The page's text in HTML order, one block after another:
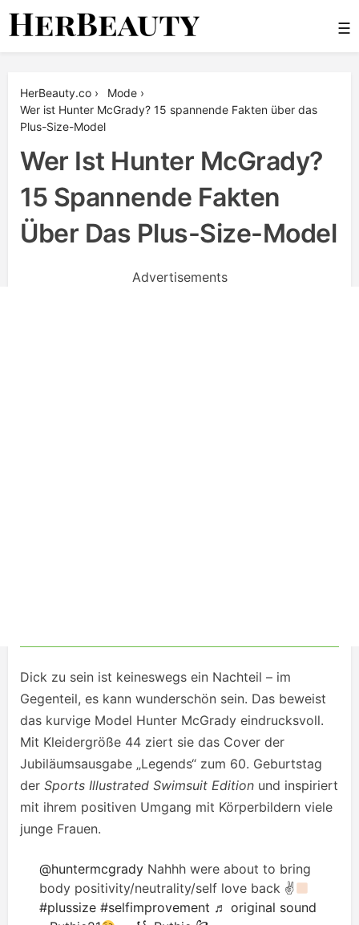
Skip
☰
HerBeauty.co › Mode ›
Wer ist Hunter McGrady? 15 spannende Fakten über das
Plus-Size-Model
Wer Ist Hunter McGrady?
15 Spannende Fakten
Über Das Plus-Size-Model
Advertisements
Dick zu sein ist keineswegs ein Nachteil – im
Gegenteil, es kann wunderschön sein. Das beweist
das kurvige Model Hunter McGrady eindrucksvoll.
Mit Kleidergröße 44 ziert sie das Cover der
Jubiläumsausgabe „Legends“ zum 60. Geburtstag
der Sports Illustrated Swimsuit Edition und inspiriert
mit ihrem positiven Umgang mit Körperbildern viele
junge Frauen.
@huntermcgrady Nahhh were about to bring
body positivity/neutrality/self love back ✌
#plussize #selfimprovement ♬ original sound